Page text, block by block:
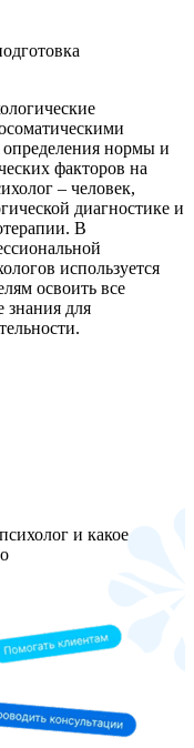
определения нормы и
факторов на
– человек,
диагностике и
В
используется
освоить все
знания для
и какое